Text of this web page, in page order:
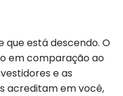
que está descendo. O
em comparação ao
e as
acreditam em você,